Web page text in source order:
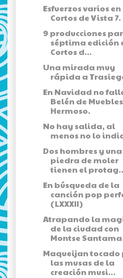
Esfuerzos varios en
Cortos de Vista 7.
9 producciones
séptima edición
Cortos d...
Una mirada muy
rápida a
En Navidad no
Belén de Muebles
Hermoso.
No hay salida, al
menos no lo
Dos hombres y una
piedra de moler
tienen el
En búsqueda de la
canción pop
(LXXXII)
Atrapando la
de la ciudad con
Montse
Maqueijan tocado
las musas de la
creación musi...